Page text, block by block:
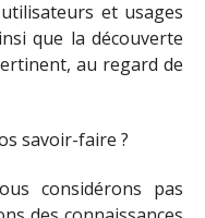
et usages
que la découverte
au regard de
savoir-faire ?
considérons pas